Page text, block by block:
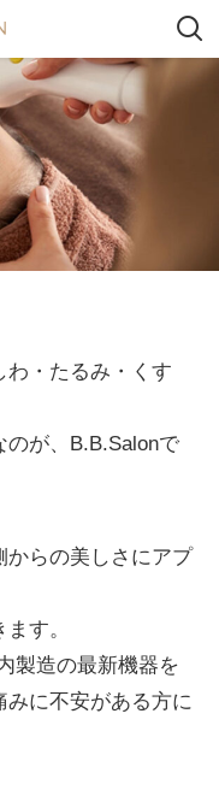
わ・たるみ・くす
のが、B.B.Salonで
からの美しさにアプ
す。
製造の最新機器を
に不安がある方に